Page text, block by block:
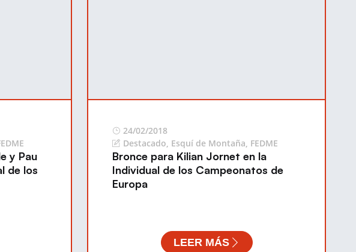
y Pau
de los
24/02/2018
Destacado, Esquí de Montaña, FEDME
Bronce para Kilian Jornet en la
Individual de los Campeonatos de
Europa
LEER MÁS